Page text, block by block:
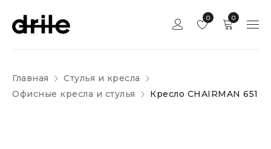
0
0
Главная
Стулья и кресла
Офисные кресла и стулья
Кресло CHAIRMAN 651